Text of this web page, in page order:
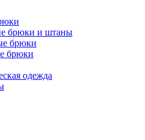
брюки и штаны
брюки
брюки
одежда